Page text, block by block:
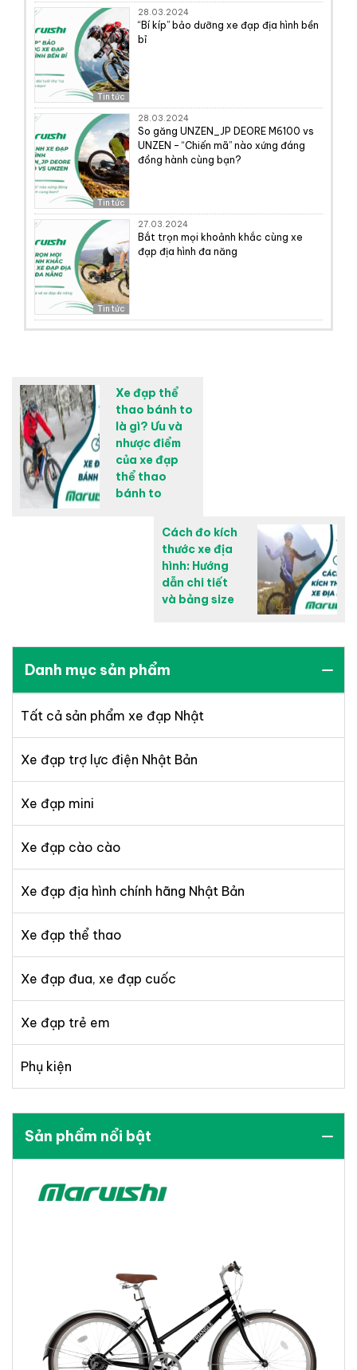
Tin tức
28.03.2024
“Bí kíp” bảo dưỡng xe đạp địa hình bền
bỉ
Tin tức
28.03.2024
So găng UNZEN_JP DEORE M6100 vs
UNZEN – “Chiến mã” nào xứng đáng
đồng hành cùng bạn?
Tin tức
27.03.2024
Bắt trọn mọi khoảnh khắc cùng xe
đạp địa hình đa năng
Xe đạp thể
thao bánh to
là gì? Ưu và
nhược điểm
của xe đạp
thể thao
bánh to
Cách đo kích
thước xe địa
hình: Hướng
dẫn chi tiết
và bảng size
Danh mục sản phẩm
Tất cả sản phẩm xe đạp Nhật
Xe đạp trợ lực điện Nhật Bản
Xe đạp mini
Xe đạp cào cào
Xe đạp địa hình chính hãng Nhật Bản
Xe đạp thể thao
Xe đạp đua, xe đạp cuốc
Xe đạp trẻ em
Phụ kiện
Sản phẩm nổi bật